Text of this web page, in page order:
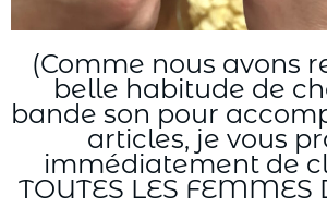
(Comme nous avons
belle habitude de
bande son pour
articles, je vous
immédiatement de
TOUTES LES FEMMES